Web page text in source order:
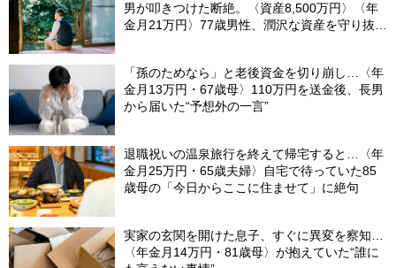
男が叩きつけた断絶。〈資産8,500万円〉〈年
金月21万円〉77歳男性、潤沢な資産を守り抜い
「孫のためなら」と老後資金を切り崩し…〈年
金月13万円・67歳母〉110万円を送金後、長男
から届いた“予想外の一言”
退職祝いの温泉旅行を終えて帰宅すると…〈年
金月25万円・65歳夫婦〉自宅で待っていた85
歳母の「今日からここに住ませて」に絶句
実家の玄関を開けた息子、すぐに異変を察知…
〈年金月14万円・81歳母〉が抱えていた“誰に